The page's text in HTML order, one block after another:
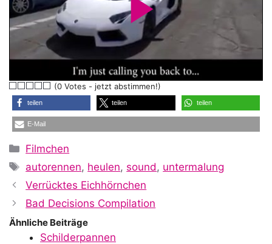
P
l
a
y
V
(0 Votes - jetzt abstimmen!)
teilen teilen teilen
E-Mail
Kategorien
Filmchen
Schlagwörter
autorennen, heulen, sound, untermalung
Verrücktes Eichhörnchen
Bad Decisions Compilation
Ähnliche Beiträge
Schilderpannen